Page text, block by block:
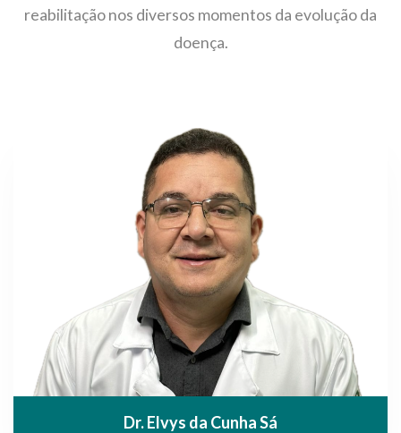
reabilitação nos diversos momentos da evolução da
doença.
Dr. Elvys da Cunha Sá